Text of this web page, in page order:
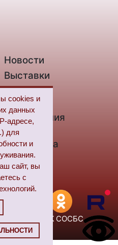
cookies и
данных
адресе,
для
и
сайт, вы
с
Новости
Выставки
Контакты
Новые
поступления
Цифровая
библиотека
FAQ
© 2026, ГУК СОСБС